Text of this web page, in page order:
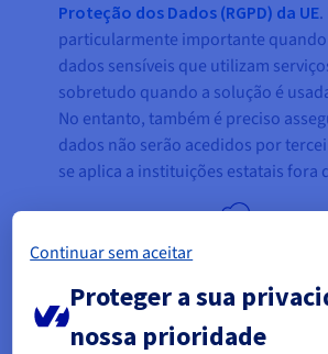
Proteção dos Dados (RGPD) da UE.
particularmente importante quando
dados sensíveis que utilizam
sobretudo quando a solução é
No entanto, também é preciso
dados não serão acedidos por
se aplica a instituições estatais fora
Continuar sem aceitar
Proteger a sua
nossa prioridade